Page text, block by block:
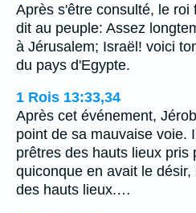
Après s'être consulté, le roi
dit au peuple: Assez
à Jérusalem; Israël! voici
du pays d'Egypte.
1 Rois 13:33,34
Après cet événement,
point de sa mauvaise voie.
prêtres des hauts lieux pris
quiconque en avait le
des hauts lieux.…